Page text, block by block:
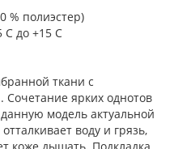
% полиэстер)
до +15 С
ткани с
ярких однотов
модель актуальной
воду и грязь,